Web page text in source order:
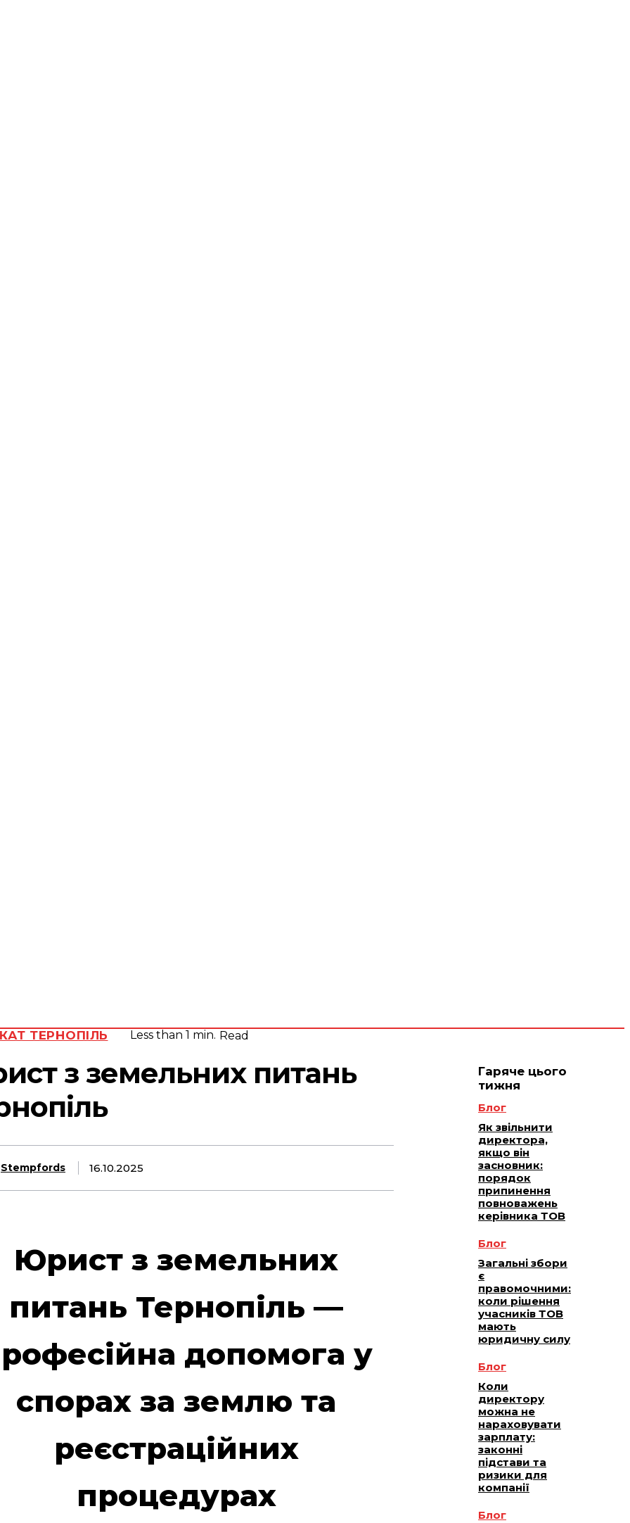
ТЕРНОПІЛЬ Less than 1 min. Read
з земельних питань
Stempfords 16.10.2025
Юрист з земельних
питань Тернопіль —
допомога у
спорах за землю та
реєстраційних
процедурах
Гаряче цього
тижня
Блог
Як звільнити
директора,
якщо він
засновник:
порядок
припинення
повноважень
керівника ТОВ
Блог
Загальні збори
є
правомочними:
коли рішення
учасників ТОВ
мають
юридичну силу
Блог
Коли
директору
можна не
нараховувати
зарплату:
законні
підстави та
ризики для
компанії
Блог